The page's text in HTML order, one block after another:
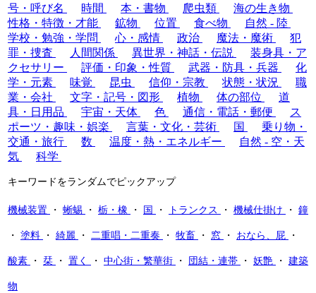
号・呼び名
時間 本・書物 爬虫類
海の生き物
性格・特徴・才能
鉱物 位置 食べ物
自然 - 陸
学校・勉強・学問
心・感情 政治 魔法・魔術
犯
罪・捜査
人間関係 異世界・神話・伝説
装身具・ア
クセサリー
評価・印象・性質 武器・防具・兵器
化
学・元素
味覚 昆虫 信仰・宗教 状態・状況
職
業・会社
文字・記号・図形 植物 体の部位
道
具・日用品
宇宙・天体 色 通信・電話・郵便
ス
ポーツ・趣味・娯楽
言葉・文化・芸術 国
乗り物・
交通・旅行
数 温度・熱・エネルギー
自然 - 空・天
気
科学
キーワードをランダムでピックアップ
機械装置 ・ 蜥蜴 ・ 栃・橡 ・ 国 ・ トランクス ・ 機械仕掛け ・ 鐘
・ 塗料 ・ 綺麗 ・ 二重唱・二重奏 ・ 牧畜 ・ 窓 ・ おなら、屁 ・
酸素 ・ 栞 ・ 置く ・ 中心街・繁華街 ・ 団結・連帯 ・ 妖艶 ・ 建築
物